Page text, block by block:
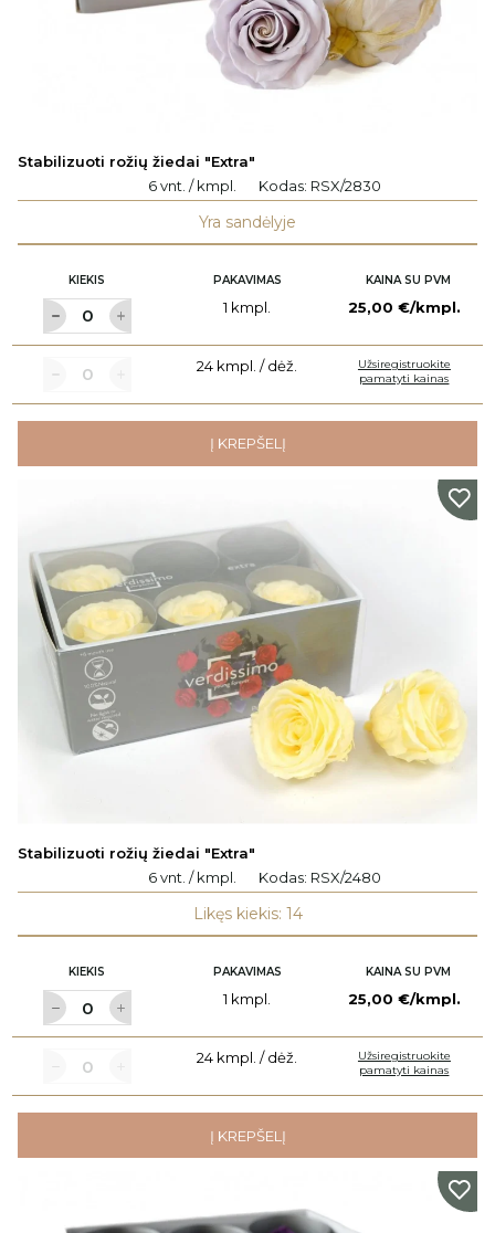
Stabilizuoti rožių žiedai "Extra"
6 vnt. / kmpl.
Kodas: RSX/2830
Yra sandėlyje
KIEKIS PAKAVIMAS KAINA SU PVM
1 kmpl. 25,00 €/kmpl.
24 kmpl. / dėž.
Užsiregistruokite
pamatyti kainas
Į KREPŠELĮ
Stabilizuoti rožių žiedai "Extra"
6 vnt. / kmpl.
Kodas: RSX/2480
Likęs kiekis: 14
KIEKIS PAKAVIMAS KAINA SU PVM
1 kmpl. 25,00 €/kmpl.
24 kmpl. / dėž.
Užsiregistruokite
pamatyti kainas
Į KREPŠELĮ